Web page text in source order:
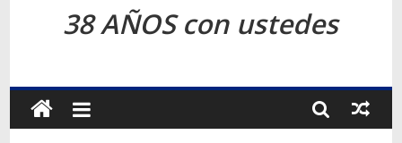
Revista
Transporte
Terrestre
38 AÑOS con ustedes